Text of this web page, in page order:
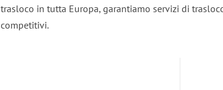
trasloco in tutta Europa, garantiamo servizi di
competitivi.